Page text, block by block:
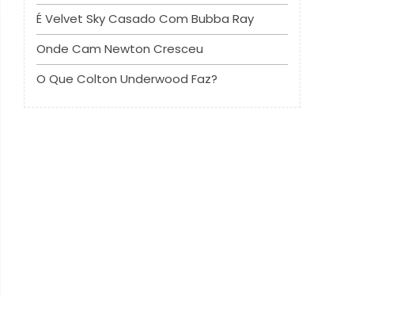
É Velvet Sky Casado Com Bubba Ray
Onde Cam Newton Cresceu
O Que Colton Underwood Faz?